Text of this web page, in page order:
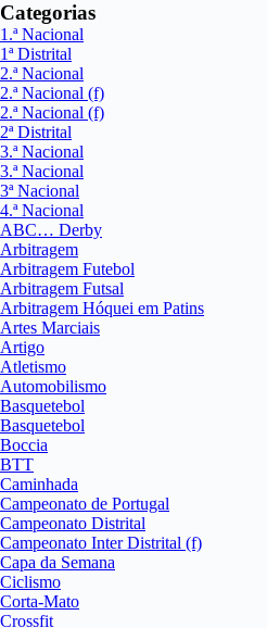
Categorias
1.ª Nacional
1ª Distrital
2.ª Nacional
2.ª Nacional (f)
2.ª Nacional (f)
2ª Distrital
3.ª Nacional
3.ª Nacional
3ª Nacional
4.ª Nacional
ABC… Derby
Arbitragem
Arbitragem Futebol
Arbitragem Futsal
Arbitragem Hóquei em Patins
Artes Marciais
Artigo
Atletismo
Automobilismo
Basquetebol
Basquetebol
Boccia
BTT
Caminhada
Campeonato de Portugal
Campeonato Distrital
Campeonato Inter Distrital (f)
Capa da Semana
Ciclismo
Corta-Mato
Crossfit